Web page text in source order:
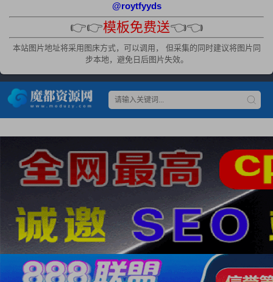
@roytfyyds
👉👉模板免费送👈👈
本站图片地址将采用图床方式，可以调用， 但采集的同时建议将图片同
步本地，避免日后图片失效。